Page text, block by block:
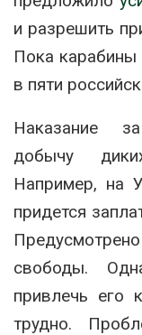
и разрешить
Пока карабины
в пяти
Наказание
добычу
Например, на
придется
свободы.
привлечь его
трудно.